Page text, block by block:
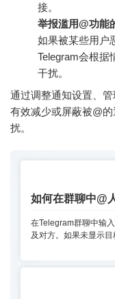
接。
举报滥用@功能
如果被某些用户
Telegram会根据
干扰。
通过调整通知设置、
有效减少或屏蔽被@
扰。
如何在群聊中@
在Telegram群聊中输
及对方。如果未显示目